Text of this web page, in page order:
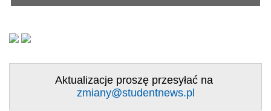
Aktualizacje proszę przesyłać na
zmiany@studentnews.pl